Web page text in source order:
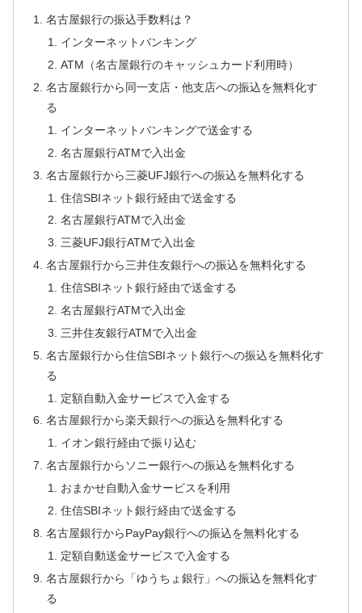
名古屋銀行の振込手数料は？
インターネットバンキング
ATM（名古屋銀行のキャッシュカード利用時）
名古屋銀行から同一支店・他支店への振込を無料化す
る
インターネットバンキングで送金する
名古屋銀行ATMで入出金
名古屋銀行から三菱UFJ銀行への振込を無料化する
住信SBIネット銀行経由で送金する
名古屋銀行ATMで入出金
三菱UFJ銀行ATMで入出金
名古屋銀行から三井住友銀行への振込を無料化する
住信SBIネット銀行経由で送金する
名古屋銀行ATMで入出金
三井住友銀行ATMで入出金
名古屋銀行から住信SBIネット銀行への振込を無料化す
る
定額自動入金サービスで入金する
名古屋銀行から楽天銀行への振込を無料化する
イオン銀行経由で振り込む
名古屋銀行からソニー銀行への振込を無料化する
おまかせ自動入金サービスを利用
住信SBIネット銀行経由で送金する
名古屋銀行からPayPay銀行への振込を無料化する
定額自動送金サービスで入金する
名古屋銀行から「ゆうちょ銀行」への振込を無料化す
る